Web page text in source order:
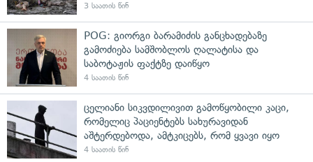
3 საათის წინ
POG: გიორგი ბარამიძის განცხადებაზე
გამოძიება სამშობლოს ღალატისა და
საბოტაჟის ფაქტზე დაიწყო
4 საათის წინ
ცელიანი სიკვდილივით გამოწყობილი კაცი,
რომელიც პაციენტებს სახურავიდან
აშტერდებოდა, ამტკიცებს, რომ ყვავი იყო
4 საათის წინ